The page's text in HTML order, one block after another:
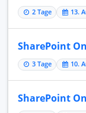
2 Tage 13.
SharePoint
3 Tage 10.
SharePoint